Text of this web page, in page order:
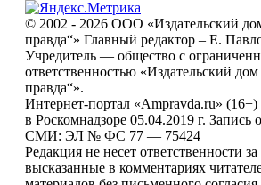
© 2002 - 2026 ООО «Издательский
правда“» Главный редактор – Е.
Учредитель — общество с
ответственностью «Издательский
правда“».
Интернет-портал «Ampravda.ru» (16+)
в Роскомнадзоре 05.04.2019 г. Запись
СМИ: ЭЛ № ФС 77 — 75424
Редакция не несет ответственности
высказанные в комментариях